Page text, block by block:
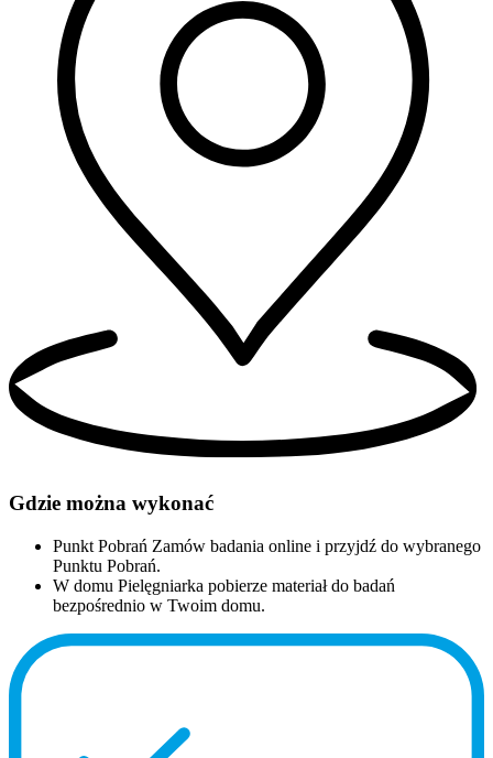
Gdzie można wykonać
Punkt Pobrań Zamów badania online i przyjdź do wybranego
Punktu Pobrań.
W domu Pielęgniarka pobierze materiał do badań
bezpośrednio w Twoim domu.